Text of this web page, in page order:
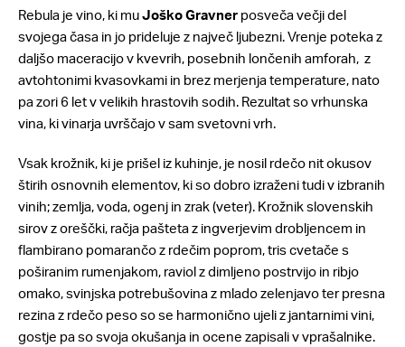
Rebula je vino, ki muJoško Gravner posveča večji del
svojega časa in jo prideluje z največ ljubezni. Vrenje poteka z
daljšo maceracijo v kvevrih, posebnih lončenih amforah, z
avtohtonimi kvasovkami in brez merjenja temperature, nato
pa zori 6 let v velikih hrastovih sodih. Rezultat so vrhunska
vina, ki vinarja uvrščajo v sam svetovni vrh.
Vsak krožnik, ki je prišel iz kuhinje, je nosil rdečo nit okusov
štirih osnovnih elementov, ki so dobro izraženi tudi v izbranih
vinih; zemlja, voda, ogenj in zrak (veter). Krožnik slovenskih
sirov z oreščki, račja pašteta z ingverjevim drobljencem in
flambirano pomarančo z rdečim poprom, tris cvetače s
poširanim rumenjakom, raviol z dimljeno postrvijo in ribjo
omako, svinjska potrebušovina z mlado zelenjavo ter presna
rezina z rdečo peso so se harmonično ujeli z jantarnimi vini,
gostje pa so svoja okušanja in ocene zapisali v vprašalnike.